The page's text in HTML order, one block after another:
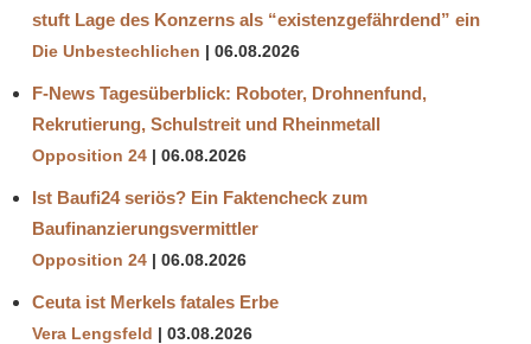
stuft Lage des Konzerns als “existenzgefährdend” ein
Die Unbestechlichen 06.08.2026
F-News Tagesüberblick: Roboter, Drohnenfund,
Rekrutierung, Schulstreit und Rheinmetall
Opposition 24 06.08.2026
Ist Baufi24 seriös? Ein Faktencheck zum
Baufinanzierungsvermittler
Opposition 24 06.08.2026
Ceuta ist Merkels fatales Erbe
Vera Lengsfeld 03.08.2026